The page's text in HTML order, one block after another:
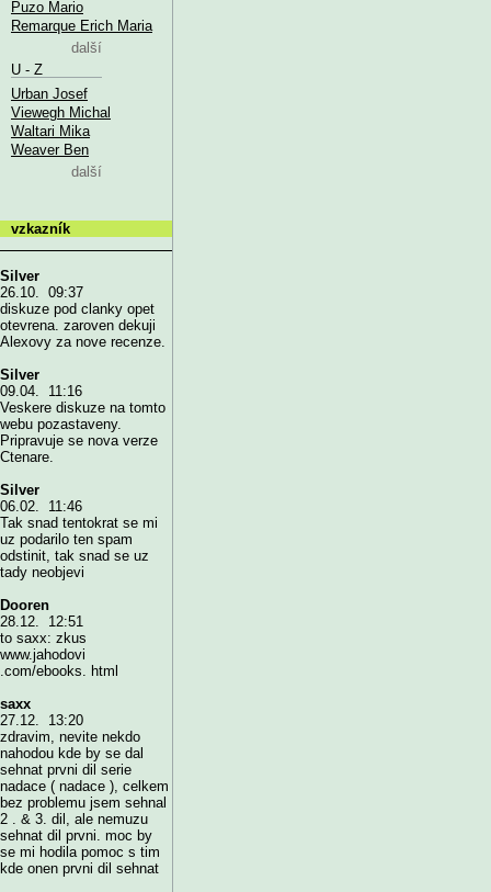
Puzo Mario
Remarque Erich Maria
další
U - Z
Urban Josef
Viewegh Michal
Waltari Mika
Weaver Ben
další
vzkazník
Silver
26.10. 09:37
diskuze pod clanky opet
otevrena. zaroven dekuji
Alexovy za nove recenze.
Silver
09.04. 11:16
Veskere diskuze na tomto
webu pozastaveny.
Pripravuje se nova verze
Ctenare.
Silver
06.02. 11:46
Tak snad tentokrat se mi
uz podarilo ten spam
odstinit, tak snad se uz
tady neobjevi
Dooren
28.12. 12:51
to saxx: zkus
www.jahodovi
.com/ebooks. html
saxx
27.12. 13:20
zdravim, nevite nekdo
nahodou kde by se dal
sehnat prvni dil serie
nadace ( nadace ), celkem
bez problemu jsem sehnal
2 . & 3. dil, ale nemuzu
sehnat dil prvni. moc by
se mi hodila pomoc s tim
kde onen prvni dil sehnat